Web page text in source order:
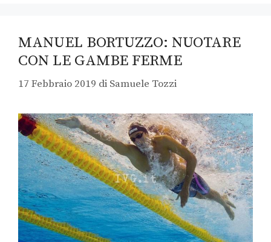
MANUEL BORTUZZO: NUOTARE
CON LE GAMBE FERME
17 Febbraio 2019 di Samuele Tozzi